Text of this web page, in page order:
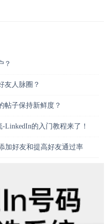
？
友人脉圈？
帖子保持新鲜度？
LinkedIn的入门教程来了！
加好友和提高好友通过率